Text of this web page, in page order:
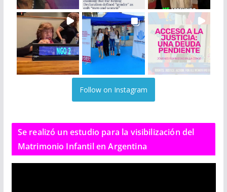
Follow on Instagram
Se realizó un estudio para la visibilización del
Matrimonio Infantil en Argentina